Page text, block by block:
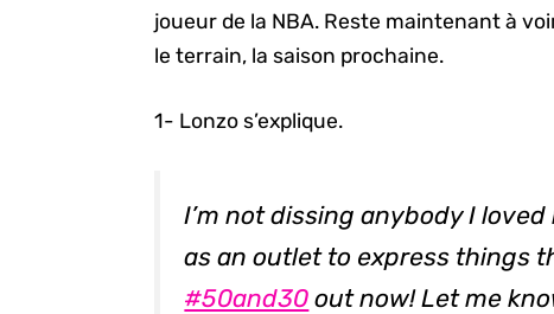
joueur de la NBA. Reste maintenant à
le terrain, la saison prochaine.
1- Lonzo s’explique.
I’m not dissing anybody I
as an outlet to express things
#50and30 out now! Let me